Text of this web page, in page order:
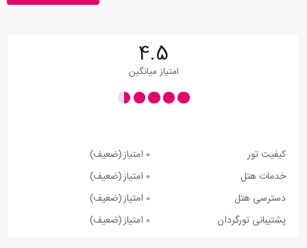
4.5
امتیاز میانگین
کیفیت تور 0 امتیاز
(ضعیف)
خدمات هتل
0 امتیاز
(ضعیف)
دسترسی هتل
0 امتیاز
(ضعیف)
پشتیبانی تورگردان
0 امتیاز (ضعیف)